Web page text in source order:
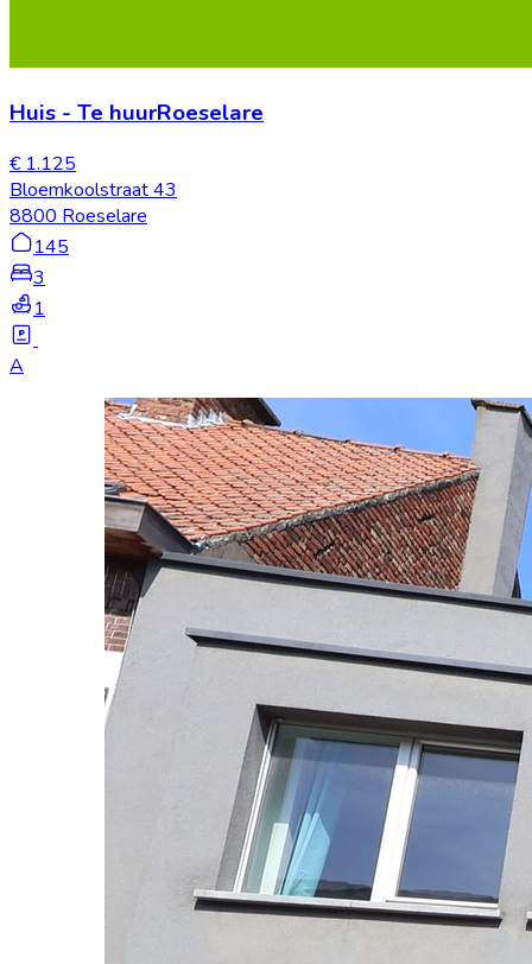
Huis - Te huurRoeselare
€ 1.125
Bloemkoolstraat 43
8800 Roeselare
145
3
1
A